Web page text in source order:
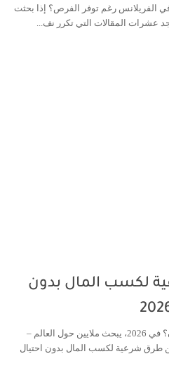
الفريلانس رغم توفر الفرص؟ إذا بحثت
عشرات المقالات التي تكرر نف...
لكسب المال بدون
المقدمة: لماذا تحتاج هذا الدليل الآن؟ في 2026، يبحث ملايين حول العالم –
طرق شرعية لكسب المال بدون احتيال